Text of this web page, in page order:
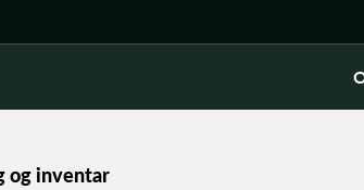
og inventar